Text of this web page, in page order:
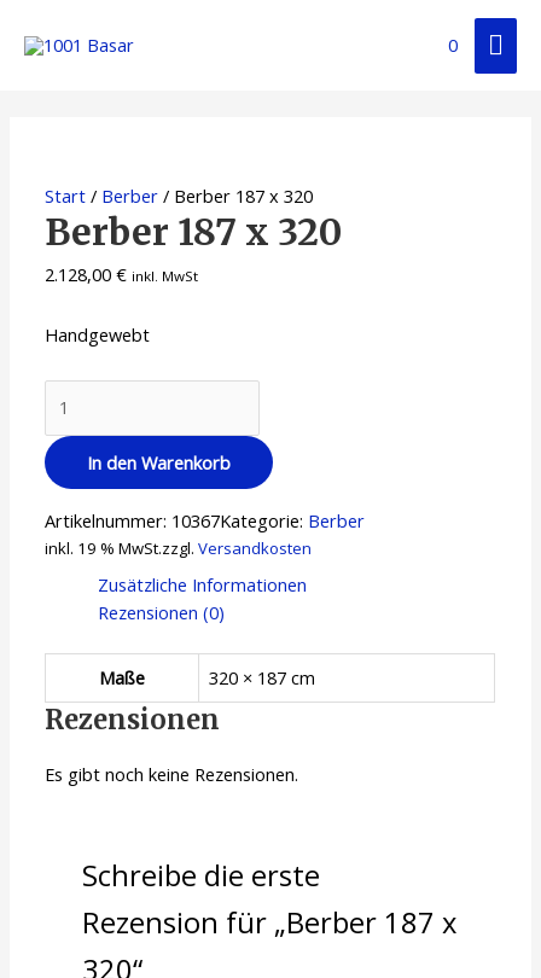
0
Start / Berber / Berber 187 x 320
Berber 187 x 320
2.128,00€ inkl. MwSt
Handgewebt
In den Warenkorb
Artikelnummer: 10367Kategorie: Berber
inkl. 19 % MwSt.zzgl.Versandkosten
Zusätzliche Informationen
Rezensionen (0)
Maße 320 × 187 cm
Rezensionen
Es gibt noch keine Rezensionen.
Schreibe die erste
Rezension für „Berber 187 x
320“